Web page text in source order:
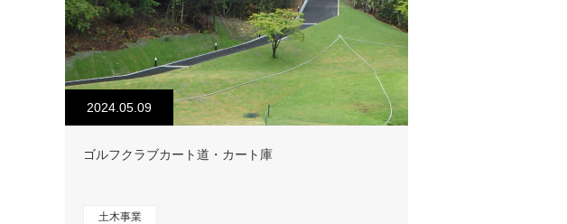
2024.05.09
ゴルフクラブカート道・カート庫
土木事業